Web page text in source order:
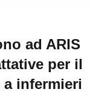
ad ARIS
per il
infermieri